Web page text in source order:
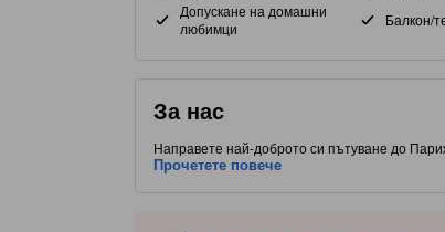
Допускане на домашни
любимци
Балкон/
За нас
Направете най-доброто си пътуване до
всички стаи. С удобно разположение до
места за хранене. Този обект с 3.0 звезди
Прочетете повече